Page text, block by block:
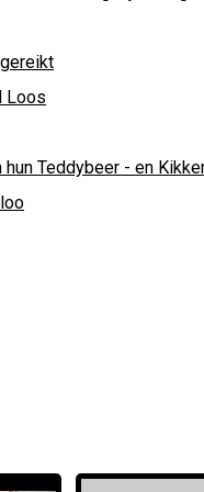
Loos
Teddybeer - en